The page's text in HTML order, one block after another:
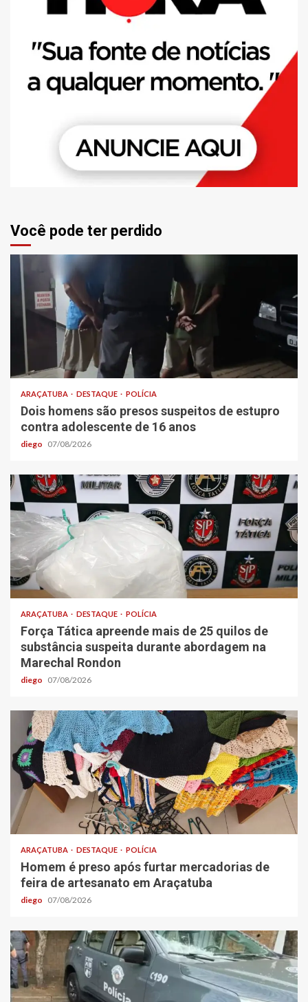
Você pode ter perdido
ARAÇATUBA DESTAQUE POLÍCIA
Dois homens são presos suspeitos de estupro
contra adolescente de 16 anos
diego 07/08/2026
ARAÇATUBA DESTAQUE POLÍCIA
Força Tática apreende mais de 25 quilos de
substância suspeita durante abordagem na
Marechal Rondon
diego 07/08/2026
ARAÇATUBA DESTAQUE POLÍCIA
Homem é preso após furtar mercadorias de
feira de artesanato em Araçatuba
diego 07/08/2026